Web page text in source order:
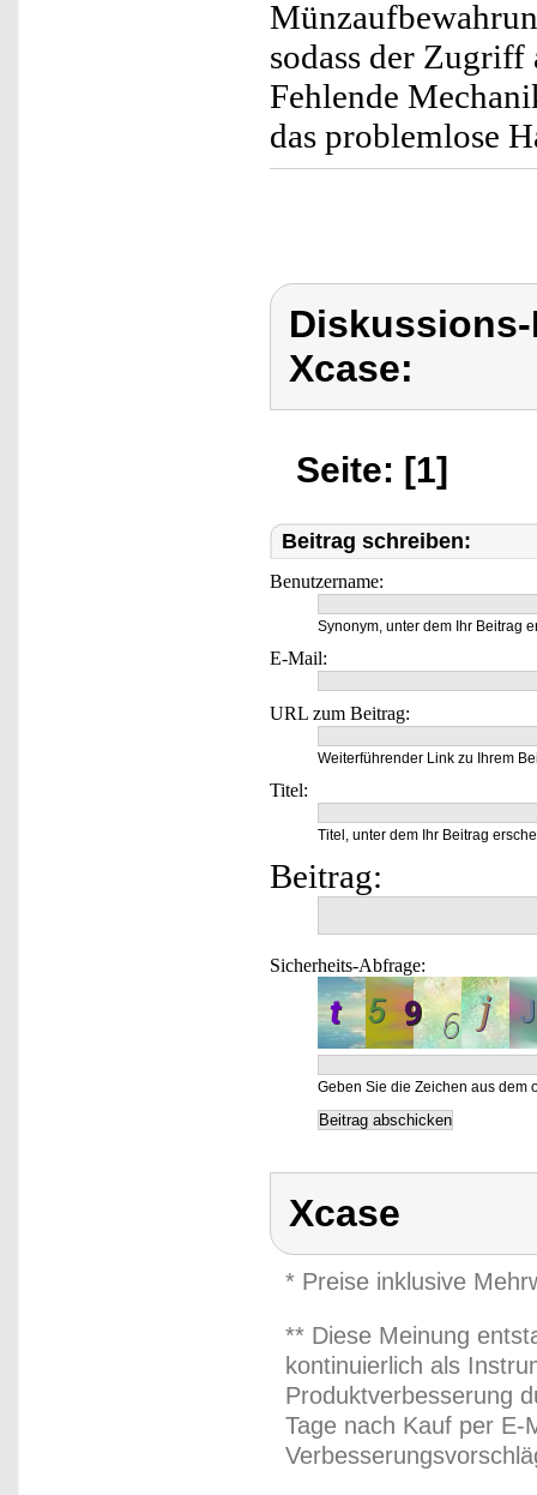
sodass der
Fehlende
das problemlose
Xcase:
Seite: [1]
Beitrag schreiben:
Benutzername:
Synonym, unter dem Ihr Beitrag
E-Mail:
URL zum Beitrag:
Weiterführender Link zu Ihrem
Titel:
Titel, unter dem Ihr Beitrag
Beitrag:
Sicherheits-Abfrage:
Geben Sie die Zeichen aus dem
Xcase
* Preise inklusive
** Diese Meinung
kontinuierlich als
Produktverbesserung
Tage nach Kauf per E-